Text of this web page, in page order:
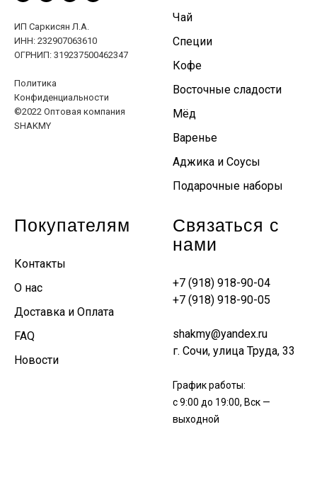
ИП Саркисян Л.А.
ИНН: 232907063610
ОГРНИП: 319237500462347
Политика
Конфиденциальности
©2022 Оптовая компания
SHAKMY
Чай
Специи
Кофе
Восточные сладости
Мёд
Варенье
Аджика и Соусы
Подарочные наборы
Покупателям
Контакты
О нас
Доставка и Оплата
FAQ
Новости
Связаться с
нами
+7 (918) 918-90-04
+7 (918) 918-90-05
shakmy@yandex.ru
г. Сочи, улица Труда, 33
График работы:
с 9:00 до 19:00, Вск —
выходной